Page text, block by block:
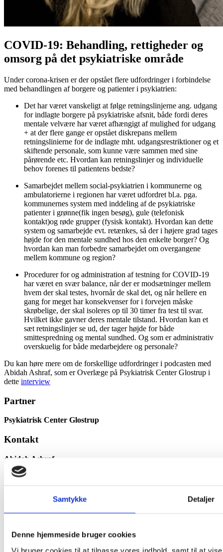
Samtykke Detaljer
Denne hjemmeside bruger cookies
Vi bruger cookies til at tilpasse vores indhold, samt til at
COVID-19: Behandling, rettigheder og
omsorg på det psykiatriske område
Under corona-krisen er der opstået flere udfordringer i forbindelse
med behandlingen af borgere og patienter i psykiatrien:
Det har været vanskeligt at følge retningslinjerne ang. udgang
for indlagte borgere på psykiatriske afsnit, både fordi deres
mentale velvære har været afhængigt af mulighed for udgang
+ at der flere gange er opstået diskrepans mellem
retningslinierne for de indlagte mht. udgangsrestriktioner og et
skiftende personale, som kunne være sammen med sine
pårørende etc. Hvordan kan retningslinjer og individuelle
behov forenes til patientens bedste?
Samarbejdet mellem social-psykiatrien i kommunerne og
ambulatorierne i regionen har været udfordret bl.a. pga.
kommunernes system med inddeling af de psykiatriske
patienter i grønne(fik ingen besøg), gule (telefonisk
kontakt)og røde grupper (fysisk kontakt). Hvordan kan dette
system og samarbejde evt. retænkes, så der i højere grad tages
højde for den mentale sundhed hos den enkelte borger? Og
hvordan kan man forbedre samarbejdet om overgangene
mellem kommune og region?
Procedurer for og administration af testning for COVID-19
har været en svær balance, når der er modsætninger mellem
hvem der skal testes, hvornår de skal det, og når hellere en
gang for meget har konsekvenser for i forvejen måske
skrøbelige, der skal isoleres op til 30 timer fra test til svar.
Hvilket ikke gavner deres mentale tilstand. Hvordan kan et
sæt retningslinjer se ud, der tager højde for både
smittespredning og mental sundhed. Og som er administrativ
overskuelig for både medarbejdere og personale?
Du kan høre mere om de forskellige udfordringer i podcasten med
Abidah Ashraf, som er Overlæge på Psykiatrisk Center Glostrup i
dette interview
Partner
Psykiatrisk Center Glostrup
Kontakt
Abidah Ashraf
Overlæge
abidah.ashraf@regionh.dk
Casegiver stiller gerne op til at præsentere casen på kursus og holder